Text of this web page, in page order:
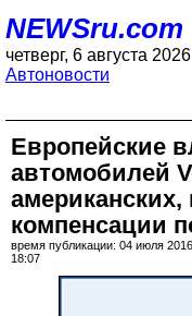
NEWSru.com
четверг, 6 августа 2026
Автоновости
Европейские
автомобилей
американских,
компенсации
время публикации: 04 июля
18:07